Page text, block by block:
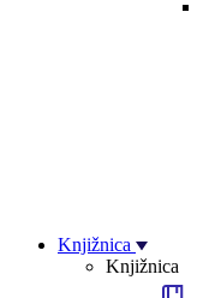
Knjižnica
Knjižnica